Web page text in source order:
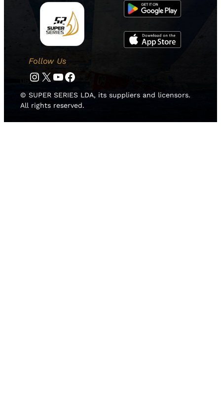
Follow Us
Instagram Twitter YouTube Facebook
© SUPER SERIES LDA, its suppliers and licensors.
All rights reserved.